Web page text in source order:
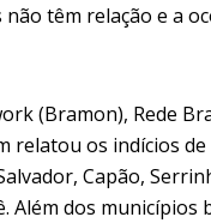
têm relação e a
(Bramon), Rede
os indícios de
Capão,
Além dos municípios